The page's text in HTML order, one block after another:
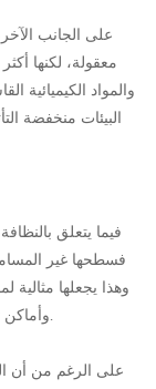
على الجانب
معقولة، لكنها
والمواد الكيميائية
البيئات منخفضة
فيما يتعلق
فسطحها غير
وهذا يجعلها
وأماكن تقديم الطعام، وغيرها من البيئات الحساسة للجراثيم.
على الرغم من أن